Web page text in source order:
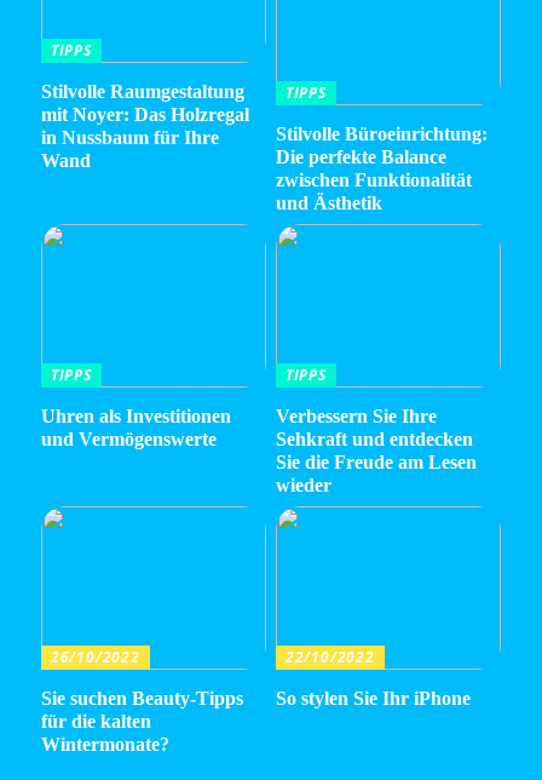
TIPPS
Stilvolle Raumgestaltung
mit Noyer: Das Holzregal
in Nussbaum für Ihre
Wand
TIPPS
Stilvolle Büroeinrichtung:
Die perfekte Balance
zwischen Funktionalität
und Ästhetik
TIPPS
Uhren als Investitionen
und Vermögenswerte
TIPPS
Verbessern Sie Ihre
Sehkraft und entdecken
Sie die Freude am Lesen
wieder
26/10/2022
Sie suchen Beauty-Tipps
für die kalten
Wintermonate?
22/10/2022
So stylen Sie Ihr iPhone